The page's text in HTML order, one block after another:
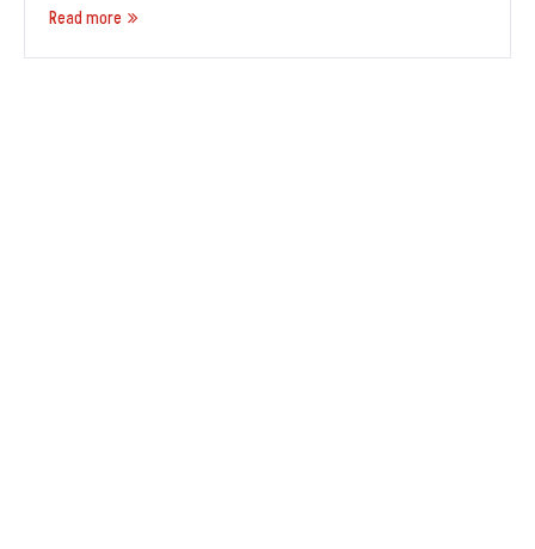
Read more